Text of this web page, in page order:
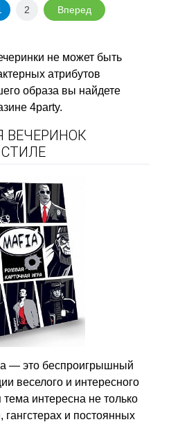
2 Вперед
не может быть
атрибутов
образа вы найдете
4party.
ВЕЧЕРИНОК
— это беспроигрышный
веселого и интересного
интересна не только
и постоянных